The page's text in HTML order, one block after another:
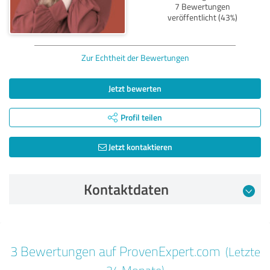
7 Bewertungen
veröffentlicht (43%)
Zur Echtheit der Bewertungen
Jetzt bewerten
Profil teilen
Jetzt kontaktieren
Kontaktdaten
3 Bewertungen auf ProvenExpert.com (Letzte